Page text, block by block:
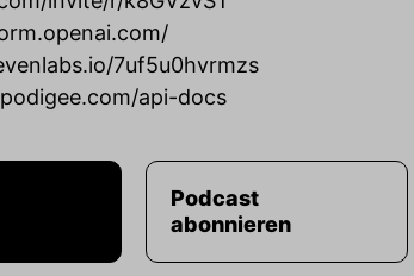
7uf5u0hvrmzs
api-docs
Podcast
abonnieren